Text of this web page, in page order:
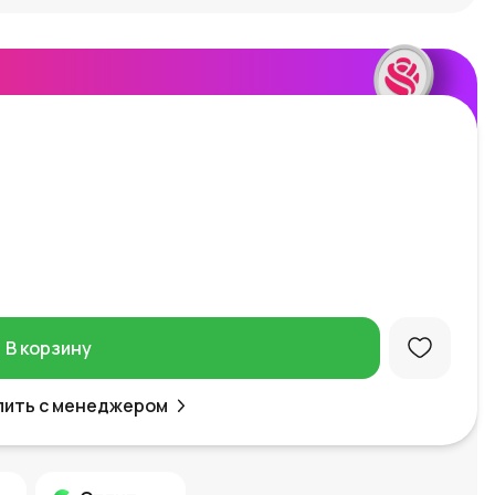
В корзину
с менеджером